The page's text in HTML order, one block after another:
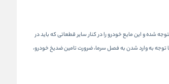
و این مایع خودرو را در کنار سایر قطعاتی که باید در
به وارد شدن به فصل سرما، ضرورت تامین ضدیخ خودرو،